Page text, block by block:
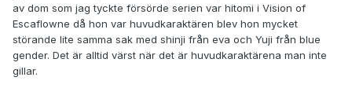
av dom som jag tyckte försörde serien var hitomi i Vision of
Escaflowne då hon var huvudkaraktären blev hon mycket
störande lite samma sak med shinji från eva och Yuji från blue
gender. Det är alltid värst när det är huvudkaraktärena man inte
gillar.